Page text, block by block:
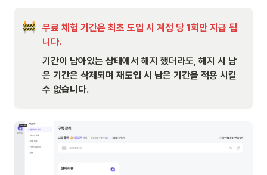
무료 체험 기간은 최초 도입 시 계정 당 1회만 지급 됩
니다.
기간이 남아있는 상태에서 해지 했더라도, 해지 시 남
은 기간은 삭제되며 재도입 시 남은 기간을 적용 시킬
수 없습니다.